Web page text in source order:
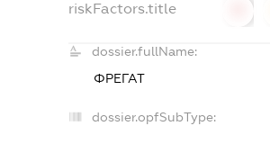
riskFactors.title
dossier.fullName:
ФРЕГАТ
dossier.opfSubType: